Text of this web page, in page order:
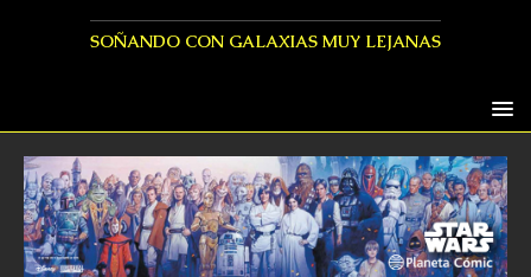
SOÑANDO CON GALAXIAS MUY LEJANAS